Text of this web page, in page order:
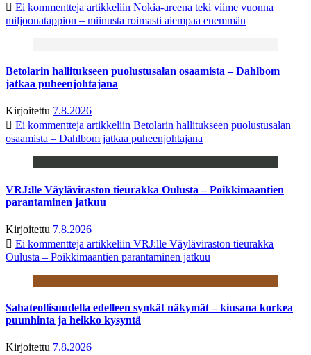
Ei kommentteja artikkeliin Nokia-areena teki viime vuonna
miljoonatappion – miinusta roimasti aiempaa enemmän
Betolarin hallitukseen puolustusalan osaamista – Dahlbom
jatkaa puheenjohtajana
Kirjoitettu 7.8.2026
Ei kommentteja artikkeliin Betolarin hallitukseen puolustusalan
osaamista – Dahlbom jatkaa puheenjohtajana
VRJ:lle Väyläviraston tieurakka Oulusta – Poikkimaantien
parantaminen jatkuu
Kirjoitettu 7.8.2026
Ei kommentteja artikkeliin VRJ:lle Väyläviraston tieurakka
Oulusta – Poikkimaantien parantaminen jatkuu
Sahateollisuudella edelleen synkät näkymät – kiusana korkea
puunhinta ja heikko kysyntä
Kirjoitettu 7.8.2026